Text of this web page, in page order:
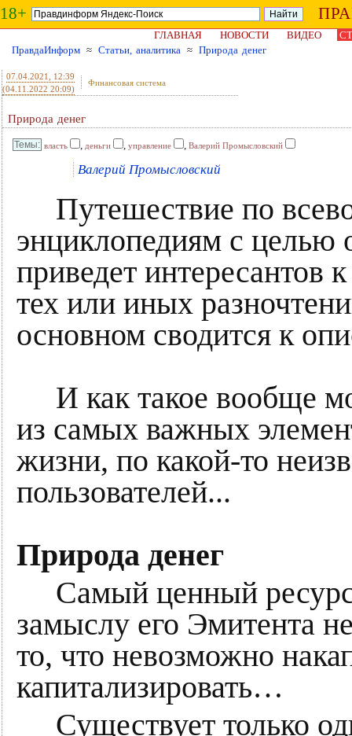
18+
ГЛАВНАЯ НОВОСТИ ВИДЕО
ПравдаИнформ ≈ Статьи, аналитика ≈ Природа денег
07.04.2021
, 12:39
(04.11.2022 20:09)
Финансовая система
Природа денег
власть , деньги , управление , Валерий Промысловский
Валерий Промысловский
Путешествие по
энциклопедиям с целью
приведет интересантов
тех или иных
основном сводится к
И как такое вообще
из самых важных
жизни, по какой-то
пользователей...
Природа денег
Самый ценный ресурс
замыслу его Эмитента
то, что невозможно
капитализировать…
Существует только